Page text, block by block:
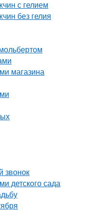
с гелием
без гелия
магазина
звонок
детского сада